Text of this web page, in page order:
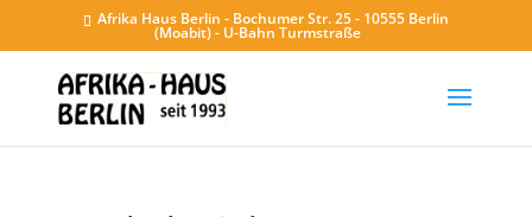
Afrika Haus Berlin - Bochumer Str. 25 - 10555 Berlin
(Moabit) - U-Bahn Turmstraße